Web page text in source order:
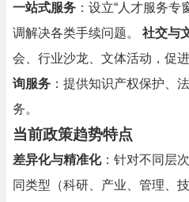
一站式服务 ：设立“人才服务
调解决各类手续问题。 社交与
会、行业沙龙、文体活动，促
询服务 ：提供知识产权保护、
务。
当前政策趋势特点
差异化与精准化：针对不同层
同类型（科研、产业、管理、